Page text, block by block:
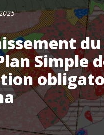
Simple